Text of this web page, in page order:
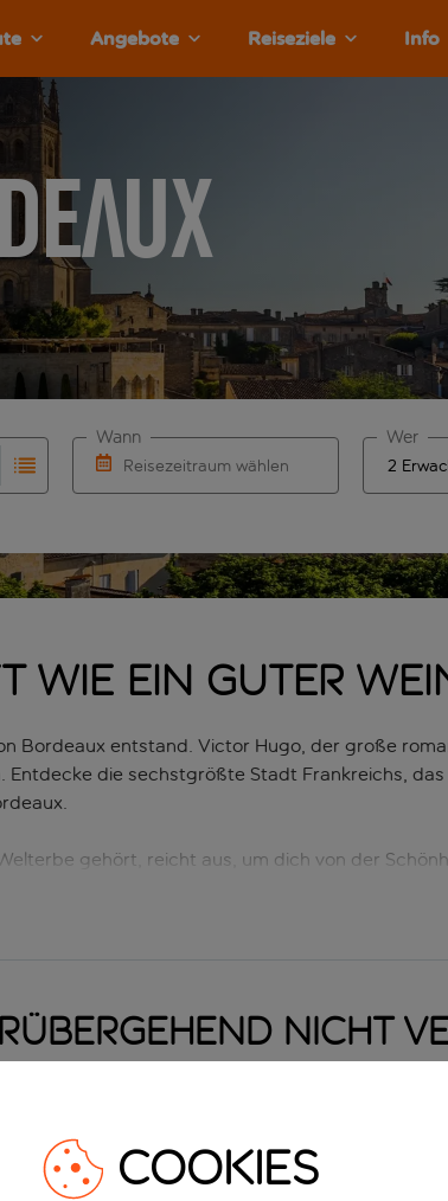
Angebote Reiseziele Info
Wenn für den Abflughafen automatisch
die automatische Vervollständigung. Wenn
Reisezeitraum wählen
Wann Wer
wie ein guter
Bordeaux entstand. Victor Hugo, der große
die sechstgrößte Stadt Frankreichs,
gehört, reicht aus, um dich von der
befindet sich der Wasserspiegel, eine
nicht
COOKIES